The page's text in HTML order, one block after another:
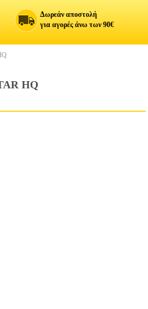
Δωρεάν αποστολή
για αγορές άνω των 90€
HQ